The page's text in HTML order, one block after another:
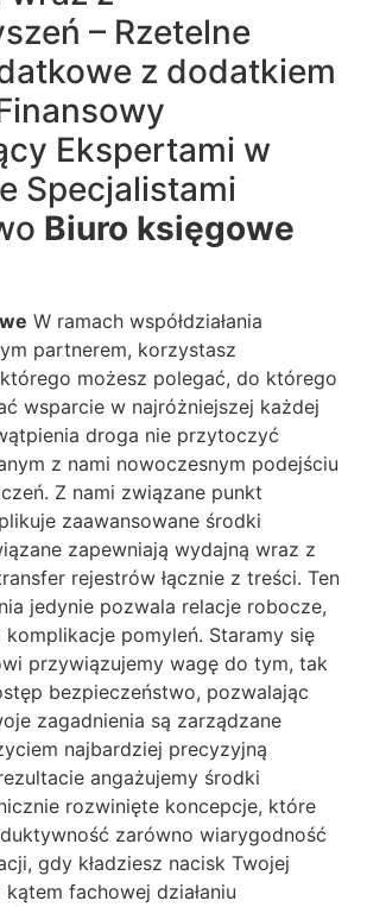
– Rzetelne
z dodatkiem
Ekspertami w
Specjalistami
Biuro księgowe
W ramach współdziałania
partnerem, korzystasz
możesz polegać, do którego
wsparcie w najróżniejszej każdej
droga nie przytoczyć
z nami nowoczesnym podejściu
Z nami związane punkt
zaawansowane środki
zapewniają wydajną wraz z
rejestrów łącznie z treści. Ten
jedynie pozwala relacje robocze,
pomyleń. Staramy się
przywiązujemy wagę do tym, tak
bezpieczeństwo, pozwalając
zagadnienia są zarządzane
najbardziej precyzyjną
angażujemy środki
rozwinięte koncepcje, które
zarówno wiarygodność
gdy kładziesz nacisk Twojej
fachowej działaniu